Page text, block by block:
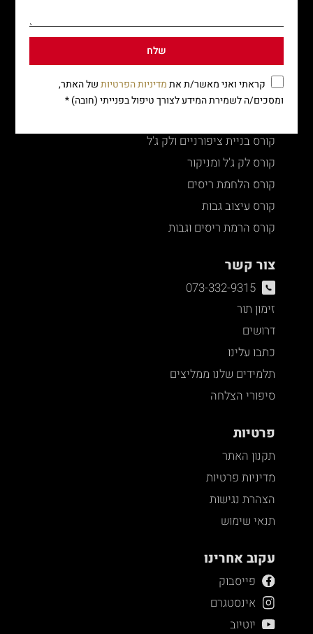
קורס אומברה ובאליאז'
קורסים במקצועות היופי
קורסים במקצועות היופי
קורס בניית ציפורניים ולק ג'ל
קורס לק ג'ל ומניקור
קורס הלחמת ריסים
קורס עיצוב גבות
קורס הרמת ריסים וגבות
צור קשר
073-332-9315
זימון תור
דרושים
כתבו עלינו
תלמידים שלנו ממליצים
סיפורי הצלחה
פרטיות
תקנון האתר
מדיניות פרטיות
הצהרת נגישות
תנאי שימוש
עקוב אחרינו
פייסבוק
אינסטגרם
יוטיוב
שלח
קראתי ואני מאשר/ת אתמדיניות הפרטיותשל האתר,
ומסכים/ה לשמירת המידע לצורך טיפול בפנייתי (חובה) *